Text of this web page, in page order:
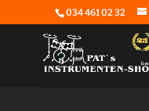
034 461 02 32